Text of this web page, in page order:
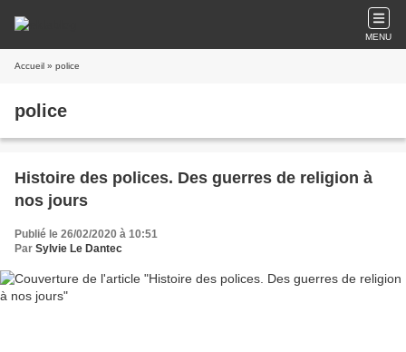
MENU
Accueil » police
police
Histoire des polices. Des guerres de religion à
nos jours
Publié le 26/02/2020 à 10:51
Par Sylvie Le Dantec